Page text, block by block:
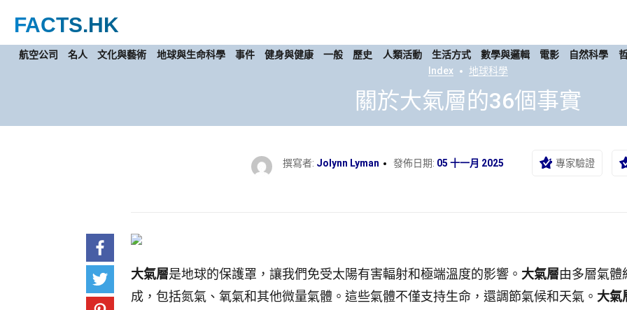
FACTS.HK
航空公司 名人 文化與藝術 地球與生命科學 事件 健身與健康 一般 歷史 人類活動 生活方式 數學與邏輯 電影 自然科學
Index
地球科學
關於大氣層的36個事實
撰寫者: Jolynn Lyman 發佈日期: 05 十一月 2025 專家驗證
大氣層是地球的保護罩，讓我們免受太陽有害輻射和極端溫度的影響。 大氣層由多層氣體
成，包括氮氣、氧氣和其他微量氣體。這些氣體不僅支持生命，還調節氣候和天氣。 大氣